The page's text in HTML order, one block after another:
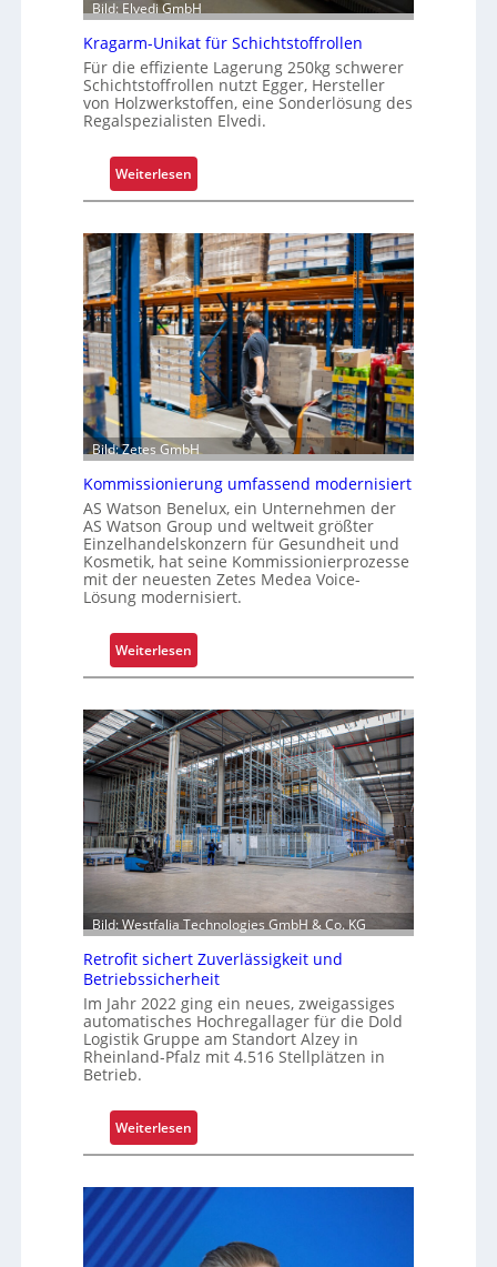
Bild: Elvedi GmbH
Kragarm-Unikat für Schichtstoffrollen
Für die effiziente Lagerung 250kg schwerer
Schichtstoffrollen nutzt Egger, Hersteller
von Holzwerkstoffen, eine Sonderlösung des
Regalspezialisten Elvedi.
Weiterlesen
K
a
g
a
r
m
-
U
n
k
a
f
ü
r
S
h
i
h
t
s
t
o
f
f
l
l
e
n
Bild: Zetes GmbH
Kommissionierung umfassend modernisiert
AS Watson Benelux, ein Unternehmen der
AS Watson Group und weltweit größter
Einzelhandelskonzern für Gesundheit und
Kosmetik, hat seine Kommissionierprozesse
mit der neuesten Zetes Medea Voice-
Lösung modernisiert.
Weiterlesen
K
m
m
i
s
s
i
o
e
r
u
n
g
u
m
a
s
s
e
n
m
Bild: Westfalia Technologies GmbH & Co. KG
Retrofit sichert Zuverlässigkeit und
Betriebssicherheit
Im Jahr 2022 ging ein neues, zweigassiges
automatisches Hochregallager für die Dold
Logistik Gruppe am Standort Alzey in
Rheinland-Pfalz mit 4.516 Stellplätzen in
Betrieb.
Weiterlesen
R
t
r